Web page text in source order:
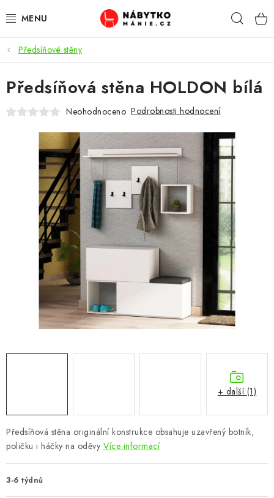
na
OBÝVACÍ POKOJ
KUCHYŇ A JÍDELNA
LOŽNICE
DĚTSKÝ POKOJ
KANCELÁŘ / PRACOVNA
KOUPELNA A WC
PŘEDSÍŇ
CHOVATELSKÉ POTŘEBY
DOPLŇKY A DEKORACE
VÝPRODEJ
Kontakty
Předsíňové stěny
Předsíňová stěna originální konstrukce obsahuje uzavřený botník,
poličku i háčky na oděvy Více informací
3-6 týdnů
Předsíňová stěna HOLDON bílá
Neohodnoceno Podrobnosti hodnocení
+ další (1)